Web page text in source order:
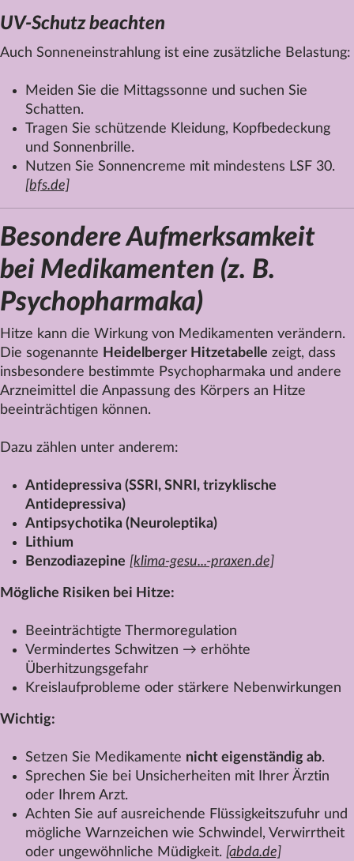
UV-Schutz beachten
Auch Sonneneinstrahlung ist eine zusätzliche Belastung:
Meiden Sie die Mittagssonne und suchen Sie
Schatten.
Tragen Sie schützende Kleidung, Kopfbedeckung
und Sonnenbrille.
Nutzen Sie Sonnencreme mit mindestens LSF 30.
[bfs.de]
Besondere Aufmerksamkeit
bei Medikamenten (z. B.
Psychopharmaka)
Hitze kann die Wirkung von Medikamenten verändern.
Die sogenannte Heidelberger Hitzetabelle zeigt, dass
insbesondere bestimmte Psychopharmaka und andere
Arzneimittel die Anpassung des Körpers an Hitze
beeinträchtigen können.
Dazu zählen unter anderem:
Antidepressiva (SSRI, SNRI, trizyklische
Antidepressiva)
Antipsychotika (Neuroleptika)
Lithium
Benzodiazepine [klima-gesu...-praxen.de]
Mögliche Risiken bei Hitze:
Beeinträchtigte Thermoregulation
Vermindertes Schwitzen → erhöhte
Überhitzungsgefahr
Kreislaufprobleme oder stärkere Nebenwirkungen
Wichtig:
Setzen Sie Medikamente nicht eigenständig ab.
Sprechen Sie bei Unsicherheiten mit Ihrer Ärztin
oder Ihrem Arzt.
Achten Sie auf ausreichende Flüssigkeitszufuhr und
mögliche Warnzeichen wie Schwindel, Verwirrtheit
oder ungewöhnliche Müdigkeit. [abda.de]